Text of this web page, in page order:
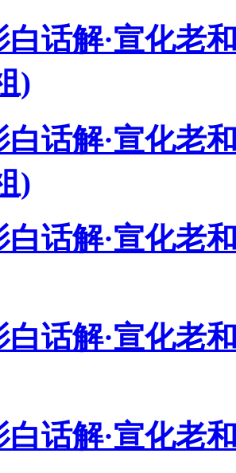
话解·宣化老
)
话解·宣化老
)
白话解·宣化老
白话解·宣化老
白话解·宣化老